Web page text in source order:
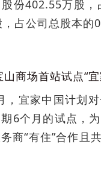
份402.55万股
占公司总股本的
商场首站试点“
，宜家中国计划
6个月的试点，
商“有住”合作且